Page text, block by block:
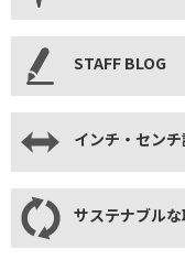
STAFF BLOG
インチ・セン
サステナブル